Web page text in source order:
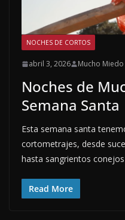
NOCHES DE CORTOS
abril 3, 2026 Mucho Miedo
Noches de
Semana Santa
Esta semana santa
cortometrajes, desde
hasta sangrientos
Read More